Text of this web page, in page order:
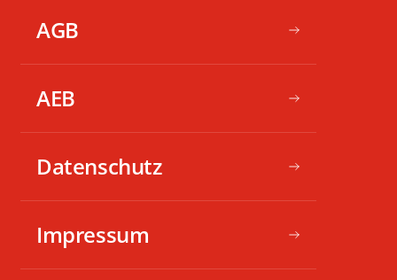
AGB
AEB
Datenschutz
Impressum